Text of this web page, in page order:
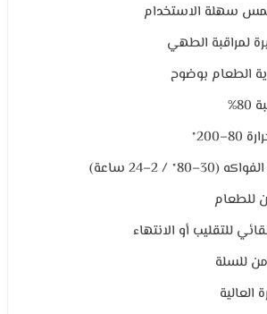
سهلة الاستخدام
لمراقبة الطهي
الطعام بوضوح
/ 2–24 ساعة)
للطعام
للتقليب أو الانتهاء
للسلة
العالية